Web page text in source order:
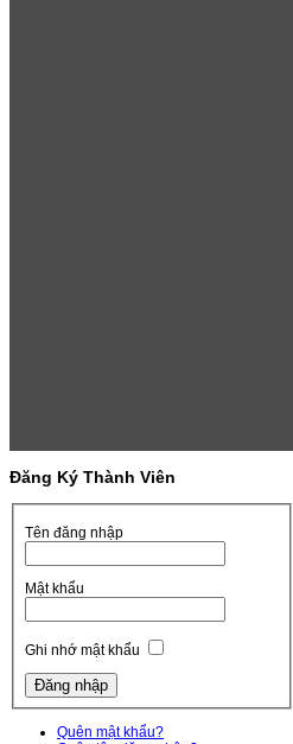
Đăng Ký Thành Viên
Tên đăng nhập
Mật khẩu
Ghi nhớ mật khẩu
Quên mật khẩu?